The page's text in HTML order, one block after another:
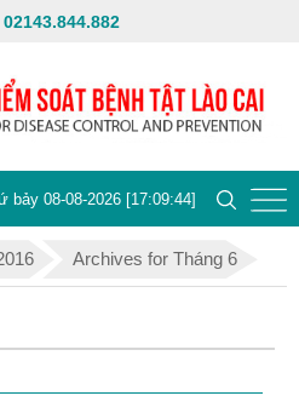
02143.844.882
bảy 08-08-2026 [17:09:44]
Archives for Tháng 6